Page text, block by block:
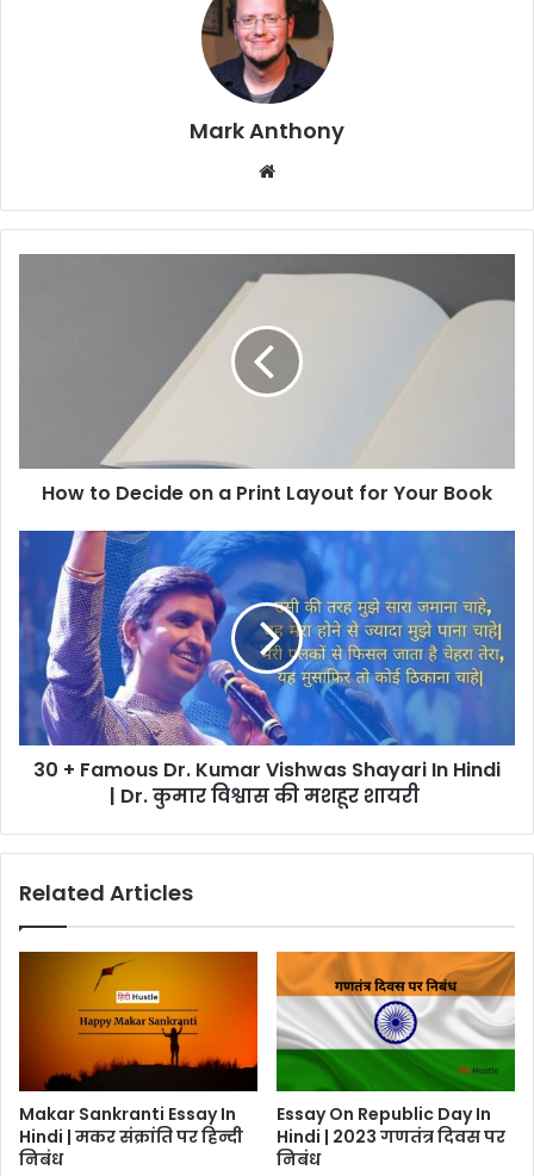
Mark Anthony
How to Decide on a Print Layout for Your Book
30 + Famous Dr. Kumar Vishwas Shayari In Hindi
| Dr. कुमार विश्वास की मशहूर शायरी
Related Articles
Makar Sankranti Essay In
Hindi | मकर संक्रांति पर हिन्दी
निबंध
Essay On Republic Day In
Hindi | 2023 गणतंत्र दिवस पर
निबंध